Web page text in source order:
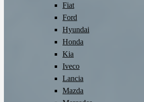
Fiat
Ford
Hyundai
Honda
Kia
Iveco
Lancia
Mazda